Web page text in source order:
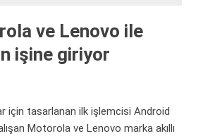
ve Lenovo ile
işine giriyor
için tasarlanan ilk işlemcisi Android
Motorola ve Lenovo marka akıllı